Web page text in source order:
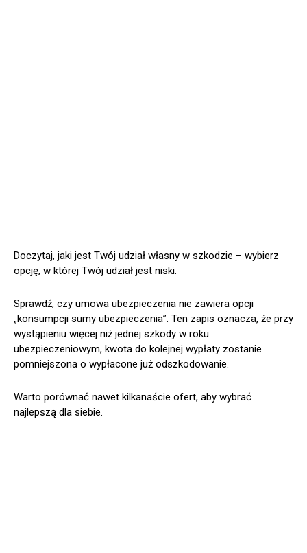
Doczytaj, jaki jest Twój udział własny w szkodzie – wybierz
opcję, w której Twój udział jest niski.
Sprawdź, czy umowa ubezpieczenia nie zawiera opcji
„konsumpcji sumy ubezpieczenia”. Ten zapis oznacza, że przy
wystąpieniu więcej niż jednej szkody w roku
ubezpieczeniowym, kwota do kolejnej wypłaty zostanie
pomniejszona o wypłacone już odszkodowanie.
Warto porównać nawet kilkanaście ofert, aby wybrać
najlepszą dla siebie.